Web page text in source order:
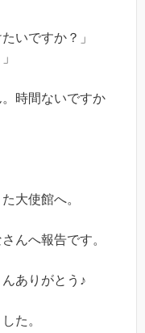
いですか？」
時間ないですか
大使館へ。
んへ報告です。
ありがとう♪
た。